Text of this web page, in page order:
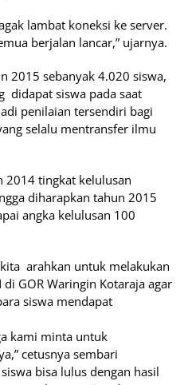
lambat koneksi ke server.
berjalan lancar,” ujarnya.
2015 sebanyak 4.020 siswa,
didapat siswa pada saat
penilaian tersendiri bagi
selalu mentransfer ilmu
2014 tingkat kelulusan
diharapkan tahun 2015
angka kelulusan 100
arahkan untuk melakukan
GOR Waringin Kotaraja agar
siswa mendapat
kami minta untuk
cetusnya sembari
bisa lulus dengan hasil